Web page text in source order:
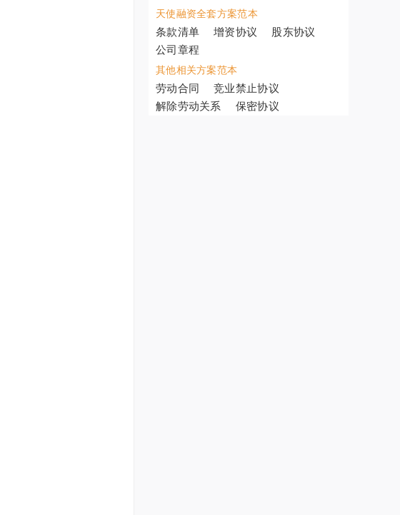
天使融资全套方案范本
条款清单 增资协议
股东协议
公司章程
其他相关方案范本
劳动合同
竞业禁止协议
解除劳动关系
保密协议